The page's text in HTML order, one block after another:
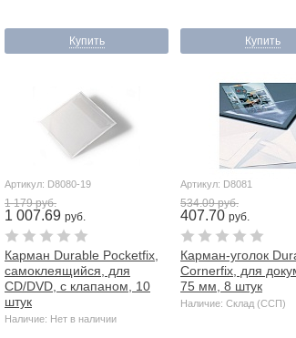
Купить Купить
Артикул: D8080-19
1 179 руб.
1 007.69 руб.
Карман Durable Pocketfix,
самоклеящийся, для
CD/DVD, с клапаном, 10
штук
Наличие: Нет в наличии
Артикул: D8081
534.09 руб.
407.70 руб.
Карман-уголок
Cornerfix, для
75 мм, 8 штук
Наличие: Склад (ССП)